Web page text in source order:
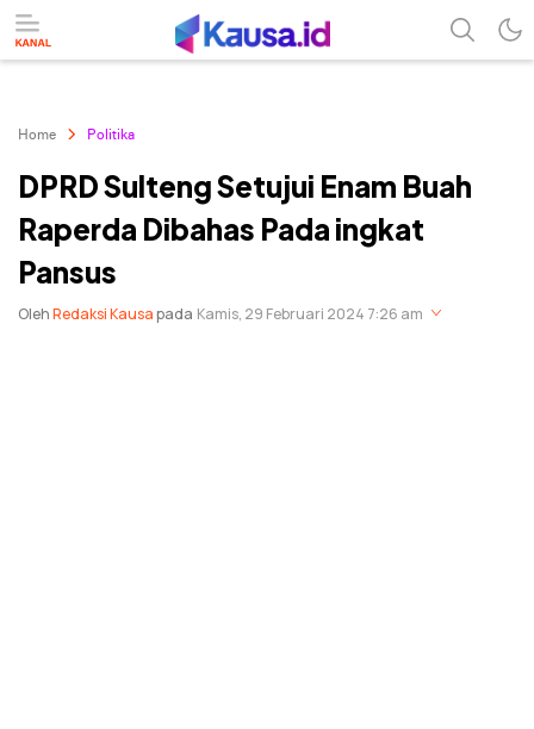
Home Politika
DPRD Sulteng Setujui Enam Buah
Raperda Dibahas Pada ingkat
Pansus
OlehRedaksi Kausapada Kamis, 29 Februari 2024 7:26 am